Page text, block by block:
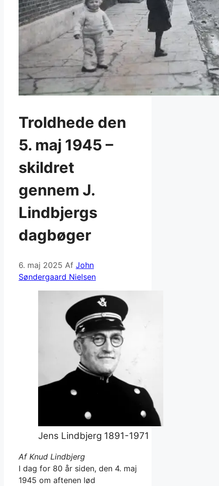
Troldhede den
5. maj 1945 –
skildret
gennem J.
Lindbjergs
dagbøger
6. maj 2025 Af John
Søndergaard Nielsen
Jens Lindbjerg 1891-1971
Af Knud Lindbjerg
I dag for 80 år siden, den 4. maj
1945 om aftenen lød